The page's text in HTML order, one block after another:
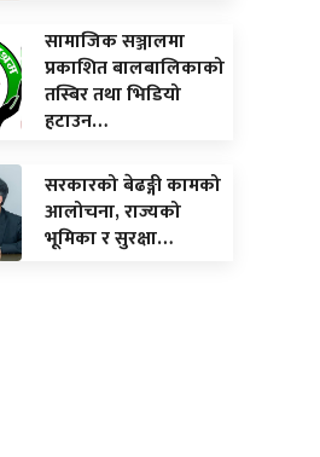
सामाजिक सञ्जालमा
प्रकाशित बालबालिकाको
तस्बिर तथा भिडियो
हटाउन…
सरकारको बेढङ्गी कामको
आलोचना, राज्यको
भूमिका र सुरक्षा…